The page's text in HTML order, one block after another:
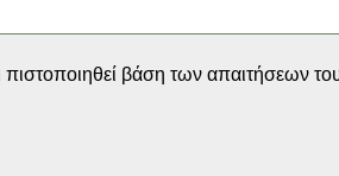
πιστοποιηθεί βάση των απαιτήσεων